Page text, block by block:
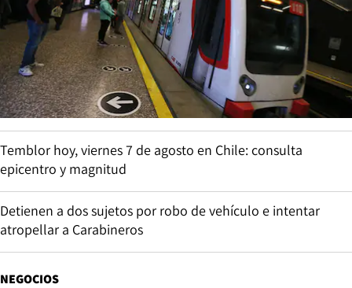
Temblor hoy, viernes 7 de agosto en Chile: consulta
epicentro y magnitud
Detienen a dos sujetos por robo de vehículo e intentar
atropellar a Carabineros
NEGOCIOS